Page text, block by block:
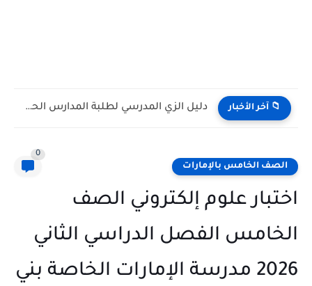
📁 آخر الأخبار كتاب الطالب مادة الرياضيات المتكاملة الصف التاسع Bridge متقدم الفصل...
الصف الخامس بالإمارات
0
اختبار علوم إلكتروني الصف
الخامس الفصل الدراسي الثاني
2026 مدرسة الإمارات الخاصة بني